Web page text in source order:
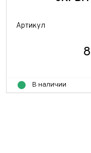
Артикул
В наличии